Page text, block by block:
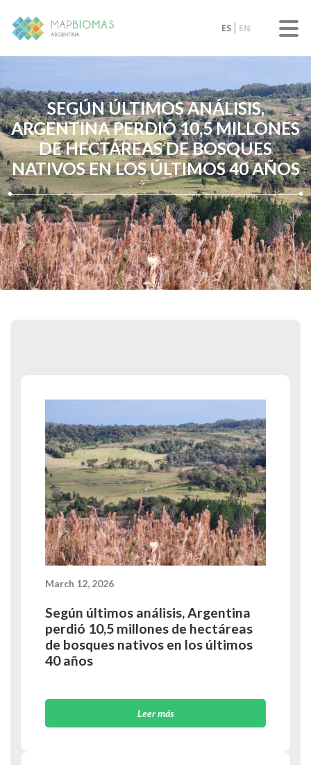
ES EN
SEGÚN ÚLTIMOS ANÁLISIS,
ARGENTINA PERDIÓ 10,5 MILLONES
DE HECTÁREAS DE BOSQUES
NATIVOS EN LOS ÚLTIMOS 40 AÑOS
March 12, 2026
Según últimos análisis, Argentina
perdió 10,5 millones de hectáreas
de bosques nativos en los últimos
40 años
Leer más